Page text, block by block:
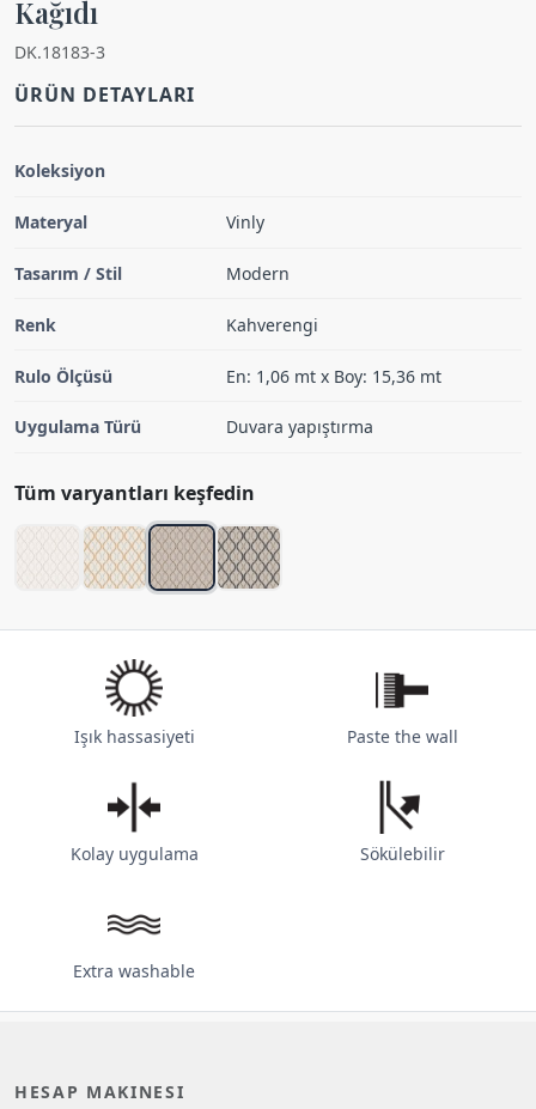
Kağıdı
DK.18183-3
ÜRÜN DETAYLARI
Koleksiyon
Materyal Vinly
Tasarım / Stil Modern
Renk Kahverengi
Rulo Ölçüsü En: 1,06 mt x Boy: 15,36 mt
Uygulama Türü Duvara yapıştırma
Tüm varyantları keşfedin
Işık hassasiyeti Paste the wall
Kolay uygulama Sökülebilir
Extra washable
HESAP MAKINESI